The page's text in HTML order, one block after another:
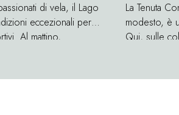
di vela, il Lago
eccezionali per
Al mattino,
onde, si possono
La Tenuta
modesto, è
Qui, sulle
1552,